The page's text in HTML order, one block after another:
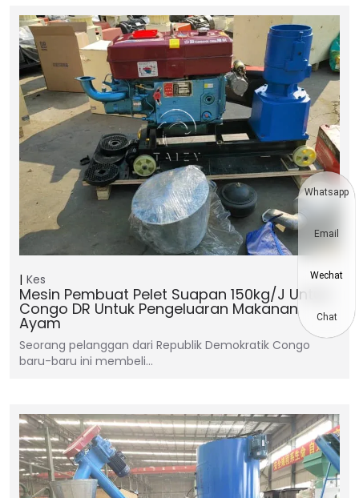
Kes
Mesin Pembuat Pelet Suapan 150kg/j Untuk
Congo DR Untuk Pengeluaran Makanan
Ayam
Seorang pelanggan dari Republik Demokratik Congo
baru-baru ini membeli…
Whatsapp
Email
Wechat
Chat